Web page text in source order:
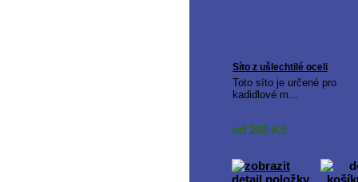
Síto z ušlechtilé oceli
Toto síto je určené pro
kadidlové m...
od 266 Kč